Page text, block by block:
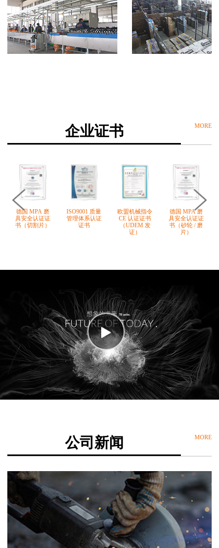
企业证书 MORE
德国 MPA 磨
具安全认证证
书（切割片）
ISO9001 质量
管理体系认证
证书
欧盟机械指令
CE 认证证书
（UDEM 发
证）
德国 MPA 磨
具安全认证证
书（砂轮 / 磨
片）
公司新闻 MORE